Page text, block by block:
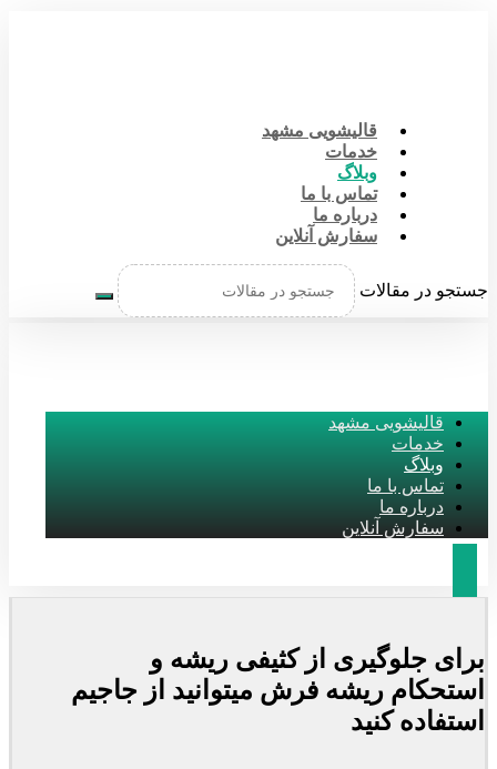
قالیشویی مشهد
خدمات
وبلاگ
تماس با ما
درباره ما
سفارش آنلاین
جستجو در مقالات
قالیشویی مشهد
خدمات
وبلاگ
تماس با ما
درباره ما
سفارش آنلاین
برای جلوگیری از کثیفی ریشه و
استحکام ریشه فرش میتوانید از جاجیم
استفاده کنید